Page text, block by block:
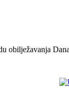
obilježavanja